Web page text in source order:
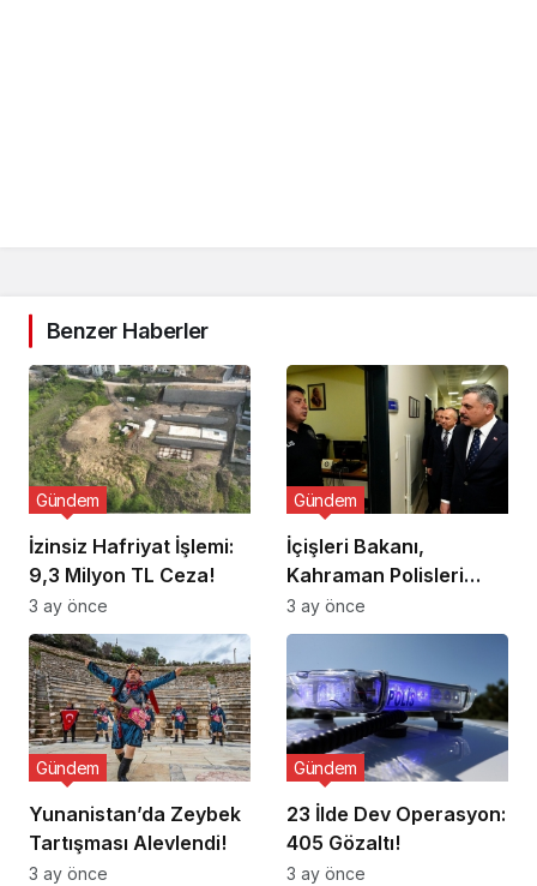
Benzer Haberler
İzinsiz Hafriyat İşlemi:
9,3 Milyon TL Ceza!
Gündem
3 ay önce
İçişleri Bakanı,
Kahraman Polisleri
Ziyaret Etti
Gündem
3 ay önce
Yunanistan’da Zeybek
Tartışması Alevlendi!
Gündem
3 ay önce
23 İlde Dev Operasyon:
405 Gözaltı!
Gündem
3 ay önce